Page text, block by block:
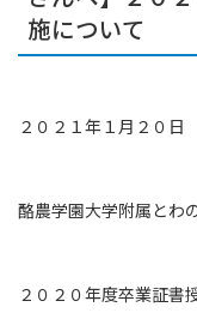
施について
２０２１年１月２０日
酪農学園大学附属と
２０２０年度卒業証書